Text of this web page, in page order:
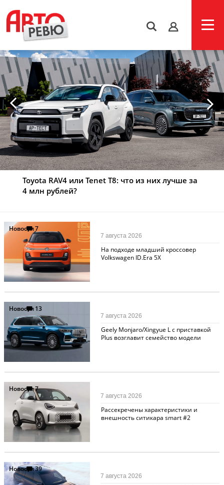
s
Toyota RAV4 или Tenet T8: что из них лучше за
4 млн рублей?
Новости7
На подходе младший кроссовер
Volkswagen ID.Era 5X
7 августа 2026
Новости13
Geely Monjaro/Xingyue L с приставкой
Plus возглавит семейство модели
7 августа 2026
Новости7
Рассекречены характеристики и
внешность ситикара smart #2
7 августа 2026
Новости39
7 августа 2026